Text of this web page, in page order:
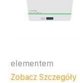
elementem
Zobacz Szczegóły